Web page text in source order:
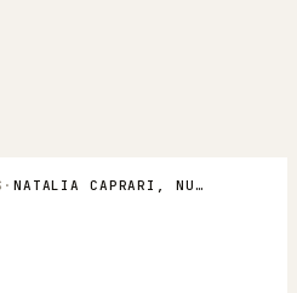
· NATALIA CAPRARI, NUEVA PRESIDENTA DE ADEAC